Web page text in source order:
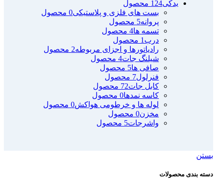
یدکی124 محصول
بست های فلزی و پلاستیکی0 محصول
پروانه5 محصول
تسمه ها4 محصول
درب 1 محصول
رادیاتورها و اجزای مربوطه2 محصول
شیلنگ جات4 محصول
صافی ها5 محصول
فنرلول7 محصول
کابل جات72 محصول
کاسه نمدها0 محصول
لوله ها و خرطومی هواکش0 محصول
مخزن0 محصول
واشرجات5 محصول
بستن
دسته بندی محصولات